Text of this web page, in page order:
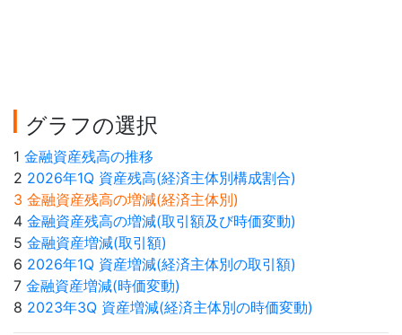
グラフの選択
1 金融資産残高の推移
2 2026年1Q 資産残高(経済主体別構成割合)
3 金融資産残高の増減(経済主体別)
4 金融資産残高の増減(取引額及び時価変動)
5 金融資産増減(取引額)
6 2026年1Q 資産増減(経済主体別の取引額)
7 金融資産増減(時価変動)
8 2023年3Q 資産増減(経済主体別の時価変動)